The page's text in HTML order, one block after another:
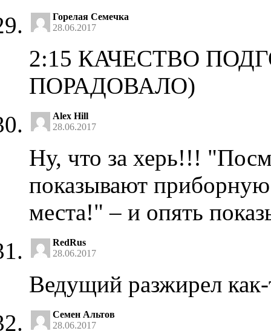
Горелая Семечка
28.06.2017
2:15 КАЧЕСТВО
ПОРАДОВАЛО)
Alex Hill
28.06.2017
Ну, что за херь!!!
показывают
места!" – и опять
RedRus
28.06.2017
Ведущий разжирел
Семен Альтов
28.06.2017